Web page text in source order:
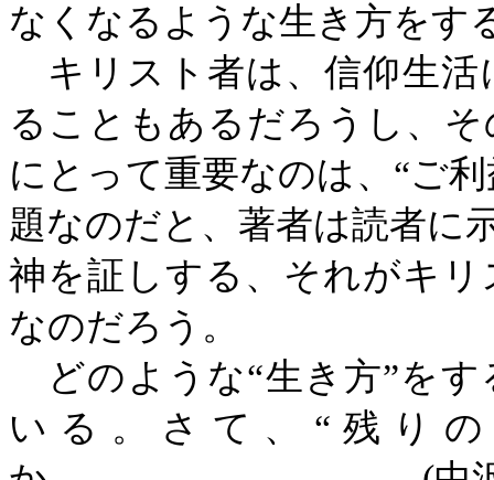
なくなるような生き方をす
キリスト者は、信仰生活
ることもあるだろうし、
にとって重要なのは、“ご
題なのだと、著者は読者に
神を証しする、それがキ
なのだろう。
どのような“生き方”をす
いる。さて、“残り